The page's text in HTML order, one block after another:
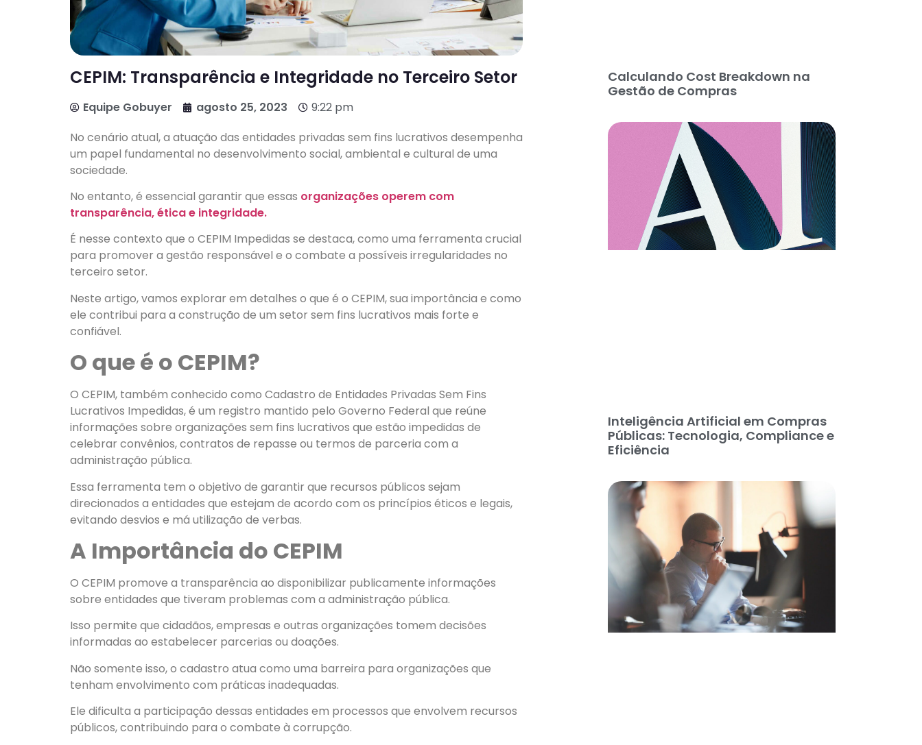
CEPIM: Transparência e Integridade no Terceiro Setor
Equipe Gobuyer agosto 25, 2023
9:22 pm
No cenário atual, a atuação das entidades privadas sem fins lucrativos desempenha
um papel fundamental no desenvolvimento social, ambiental e cultural de uma
sociedade.
No entanto, é essencial garantir que essas organizações operem com
transparência, ética e integridade.
É nesse contexto que o CEPIM Impedidas se destaca, como uma ferramenta crucial
para promover a gestão responsável e o combate a possíveis irregularidades no
terceiro setor.
Neste artigo, vamos explorar em detalhes o que é o CEPIM, sua importância e como
ele contribui para a construção de um setor sem fins lucrativos mais forte e
confiável.
O que é o CEPIM?
O CEPIM, também conhecido como Cadastro de Entidades Privadas Sem Fins
Lucrativos Impedidas, é um registro mantido pelo Governo Federal que reúne
informações sobre organizações sem fins lucrativos que estão impedidas de
celebrar convênios, contratos de repasse ou termos de parceria com a
administração pública.
Essa ferramenta tem o objetivo de garantir que recursos públicos sejam
direcionados a entidades que estejam de acordo com os princípios éticos e legais,
evitando desvios e má utilização de verbas.
A Importância do CEPIM
O CEPIM promove a transparência ao disponibilizar publicamente informações
sobre entidades que tiveram problemas com a administração pública.
Isso permite que cidadãos, empresas e outras organizações tomem decisões
informadas ao estabelecer parcerias ou doações.
Não somente isso, o cadastro atua como uma barreira para organizações que
tenham envolvimento com práticas inadequadas.
Ele dificulta a participação dessas entidades em processos que envolvem recursos
públicos, contribuindo para o combate à corrupção.
Calculando Cost Breakdown na
Gestão de Compras
Inteligência Artificial em Compras
Públicas: Tecnologia, Compliance e
Eficiência